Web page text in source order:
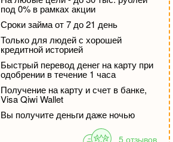
под 0% в рамках акции
Сроки займа от 7 до 21 день
Только для людей с хорошей
кредитной историей
Быстрый перевод денег на карту при
одобрении в течение 1 часа
Получение на карту и счет в банке,
Visa Qiwi Wallet
Вы получите деньги даже ночью
5 отзывов